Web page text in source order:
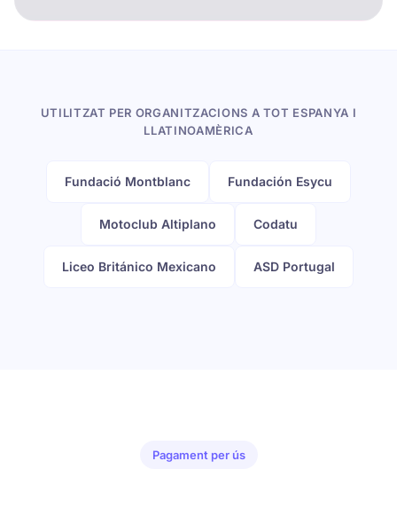
UTILITZAT PER ORGANITZACIONS A TOT ESPANYA I
LLATINOAMÈRICA
Fundació Montblanc Fundación Esycu
Motoclub Altiplano Codatu
Liceo Británico Mexicano ASD Portugal
Pagament per ús